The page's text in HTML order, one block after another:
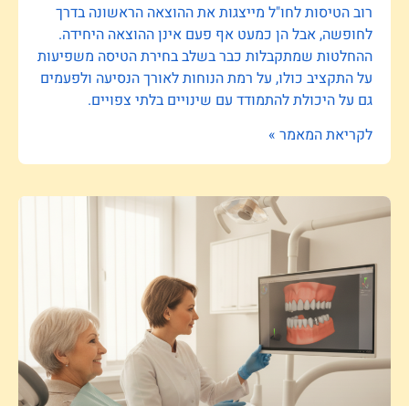
רוב הטיסות לחו"ל מייצגות את ההוצאה הראשונה בדרך
לחופשה, אבל הן כמעט אף פעם אינן ההוצאה היחידה.
ההחלטות שמתקבלות כבר בשלב בחירת הטיסה משפיעות
על התקציב כולו, על רמת הנוחות לאורך הנסיעה ולפעמים
גם על היכולת להתמודד עם שינויים בלתי צפויים.
לקריאת המאמר »